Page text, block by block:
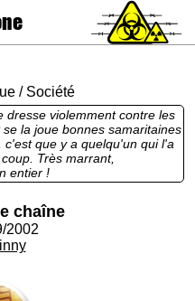
/ Société
dresse violemment contre les
la joue bonnes samaritaines
que y a quelqu'un qui l'a
Très marrant,
entier !
chaîne
2002